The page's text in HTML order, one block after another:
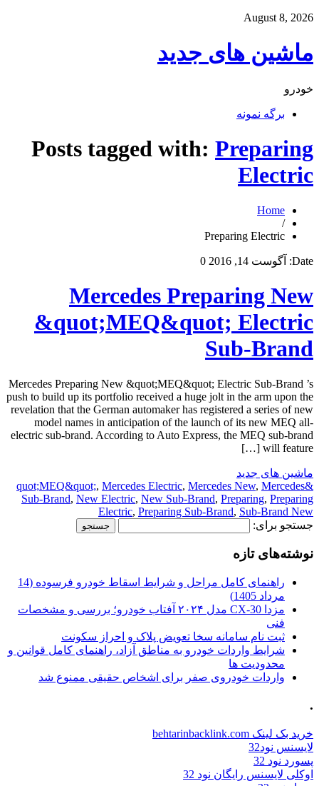
August 8, 2026
ماشین های جدید
خودرو
برگه نمونه
Posts tagged with: Preparing
Electric
Home
/
Preparing Electric
Date: آگوست 14, 2016 0
Mercedes Preparing New
&quot;MEQ&quot; Electric
Sub-Brand
Mercedes Preparing New &quot;MEQ&quot; Electric Sub-Brand ’s
push to build up its portfolio received a huge jolt in the arm upon the
revelation that the German automaker has registered a series of new
model names in anticipation of the launch of its new MEQ all-
electric sub-brand. According to Auto Express, the MEQ sub-brand
will feature […]
ماشین های جدید
&quot;MEQ&quot;
, Mercedes Electric, Mercedes New, Mercedes
Sub-Brand, New Electric, New Sub-Brand, Preparing, Preparing
Electric, Preparing Sub-Brand, Sub-Brand New
جستجو برای:
نوشته‌های تازه
راهنمای کامل مراحل و شرایط اسقاط خودرو فرسوده (14
مرداد 1405)
مزدا CX-30 مدل ۲۰۲۴ آفتاب خودرو؛ بررسی و مشخصات
فنی
ثبت نام سامانه سخا تعویض پلاک و احراز سکونت
شرایط واردات خودرو به مناطق آزاد، راهنمای کامل قوانین و
محدودیت ها
واردات خودروی صفر برای اشخاص حقیقی ممنوع شد
.
خرید بک لینک behtarinbacklink.com
لایسنس نود32
پسورد نود 32
اوکلی لایسنس رایگان نود 32